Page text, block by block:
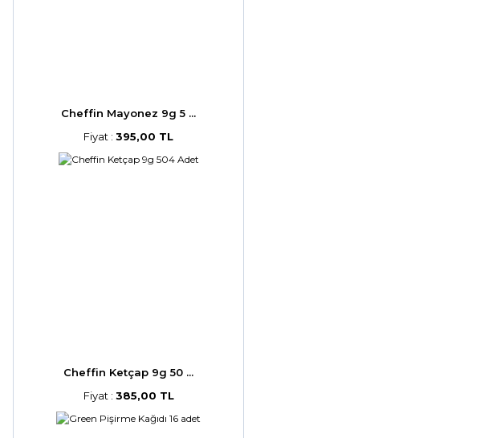
Cheffin Mayonez 9g 5 ...
Fiyat : 395,00 TL
Cheffin Ketçap 9g 50 ...
Fiyat : 385,00 TL